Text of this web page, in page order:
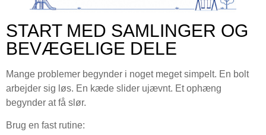
START MED SAMLINGER OG
BEVÆGELIGE DELE
Mange problemer begynder i noget meget simpelt. En bolt
arbejder sig løs. En kæde slider ujævnt. Et ophæng
begynder at få slør.
Brug en fast rutine: